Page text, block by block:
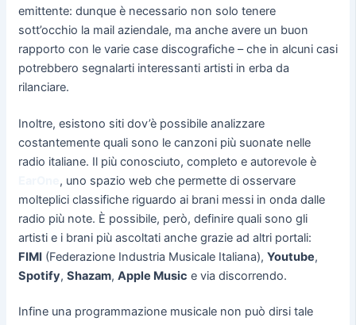
emittente: dunque è necessario non solo tenere
sott’occhio la mail aziendale, ma anche avere un buon
rapporto con le varie case discografiche – che in alcuni casi
potrebbero segnalarti interessanti artisti in erba da
rilanciare.
Inoltre, esistono siti dov’è possibile analizzare
costantemente quali sono le canzoni più suonate nelle
radio italiane. Il più conosciuto, completo e autorevole è
, uno spazio web che permette di osservare
molteplici classifiche riguardo ai brani messi in onda dalle
radio più note. È possibile, però, definire quali sono gli
artisti e i brani più ascoltati anche grazie ad altri portali:
FIMI(Federazione Industria Musicale Italiana), Youtube,
Spotify, Shazam, Apple Music e via discorrendo.
Infine una programmazione musicale non può dirsi tale